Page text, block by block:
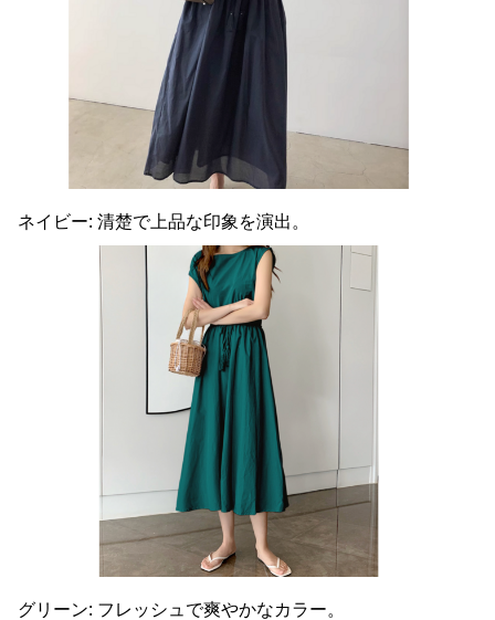
ネイビー: 清楚で上品な印象を演出。
グリーン: フレッシュで爽やかなカラー。